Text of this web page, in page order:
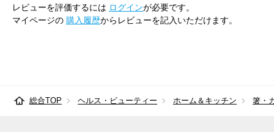
レビューを評価するには ログインが必要です。
マイページの 購入履歴からレビューを記入いただけます。
総合TOP ヘルス・ビューティー ホーム＆キッチン 箸・